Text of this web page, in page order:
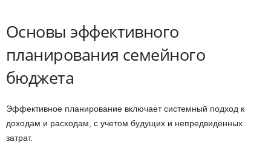
Основы эффективного
планирования семейного
бюджета
Эффективное планирование включает системный подход к
доходам и расходам, с учетом будущих и непредвиденных
затрат.